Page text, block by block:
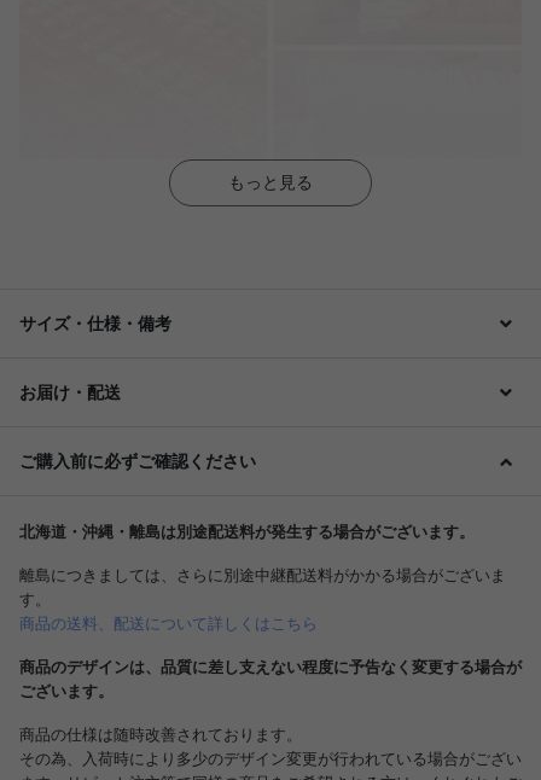
もっと見る
サイズ・仕様・備考
お届け・配送
ご購入前に必ずご確認ください
北海道・沖縄・離島は別途配送料が発生する場合がございます。
離島につきましては、さらに別途中継配送料がかかる場合がございま
す。
商品の送料、配送について詳しくはこちら
商品のデザインは、品質に差し支えない程度に予告なく変更する場合が
ございます。
商品の仕様は随時改善されております。
その為、入荷時により多少のデザイン変更が行われている場合がござい